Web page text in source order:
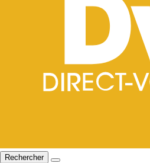
Rechercher